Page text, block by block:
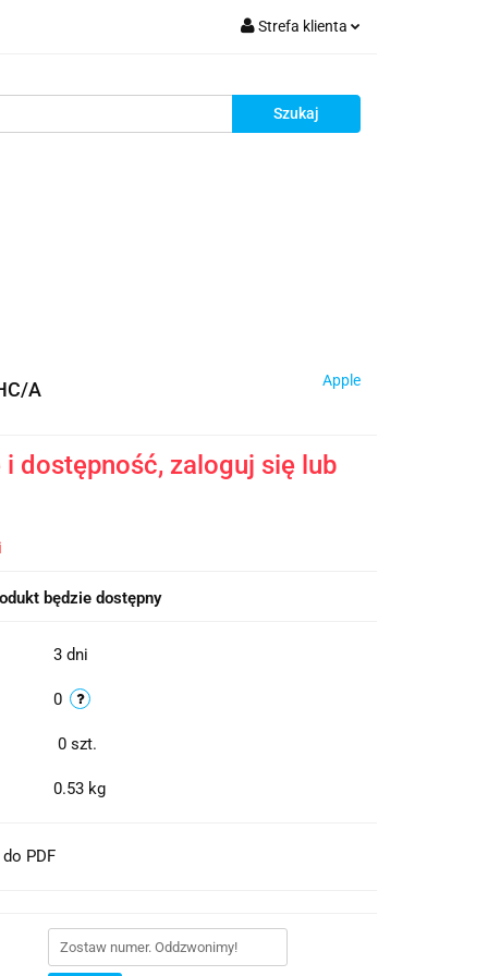
Strefa klienta
Zarejestruj się
A Apple
i dostępność, zaloguj się lub
będzie dostępny
3 dni
0
0 szt.
0.53 kg
PDF